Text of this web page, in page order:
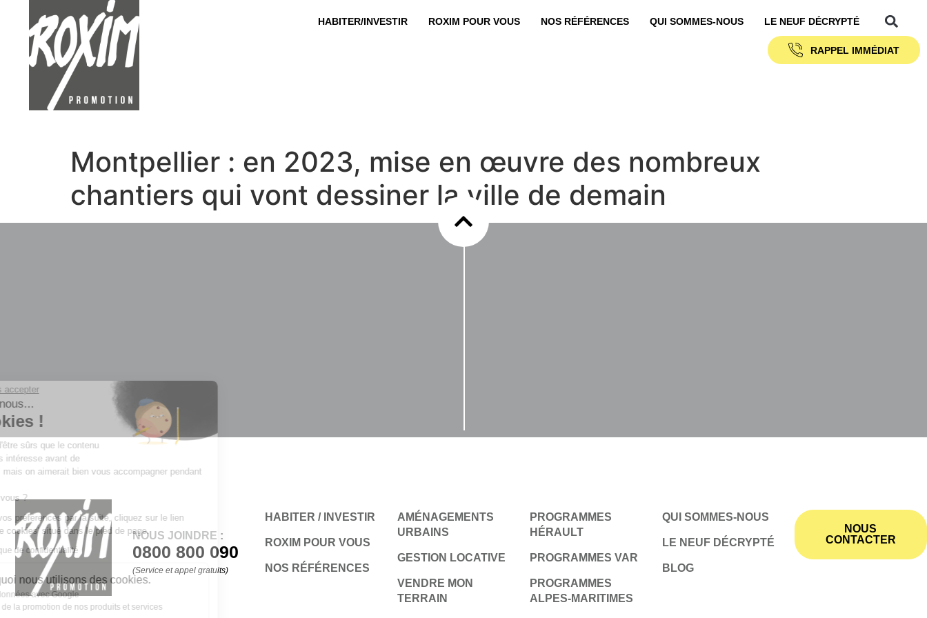
HABITER/INVESTIR ROXIM POUR VOUS NOS RÉFÉRENCES QUI SOMMES-NOUS LE NEUF DÉCRYPTÉ
RAPPEL IMMÉDIAT
Montpellier : en 2023, mise en œuvre des nombreux
chantiers qui vont dessiner la ville de demain
NOUS JOINDRE :
0800 800 090
(Service et appel gratuits)
HABITER / INVESTIR
ROXIM POUR VOUS
NOS RÉFÉRENCES
AMÉNAGEMENTS
URBAINS
GESTION LOCATIVE
VENDRE MON
TERRAIN
PROGRAMMES
HÉRAULT
PROGRAMMES VAR
PROGRAMMES
ALPES-MARITIMES
QUI SOMMES-NOUS
LE NEUF DÉCRYPTÉ
BLOG
NOUS
CONTACTER
Continuer sans accepter
Salut c'est nous...
les Cookies !
On a attendu d'être sûrs que le contenu
de ce site vous intéresse avant de
vous déranger, mais on aimerait bien vous accompagner pendant
C'est OK pour vous ?
Pour modifier vos préférences par la suite, cliquez sur le lien
'Préférences de cookies' situé dans le pied de page.
Lire notre politique de confidentialité
Voici pourquoi nous utilisons des cookies.
Partage de données avec Google
Optimisation de la promotion de nos produits et services